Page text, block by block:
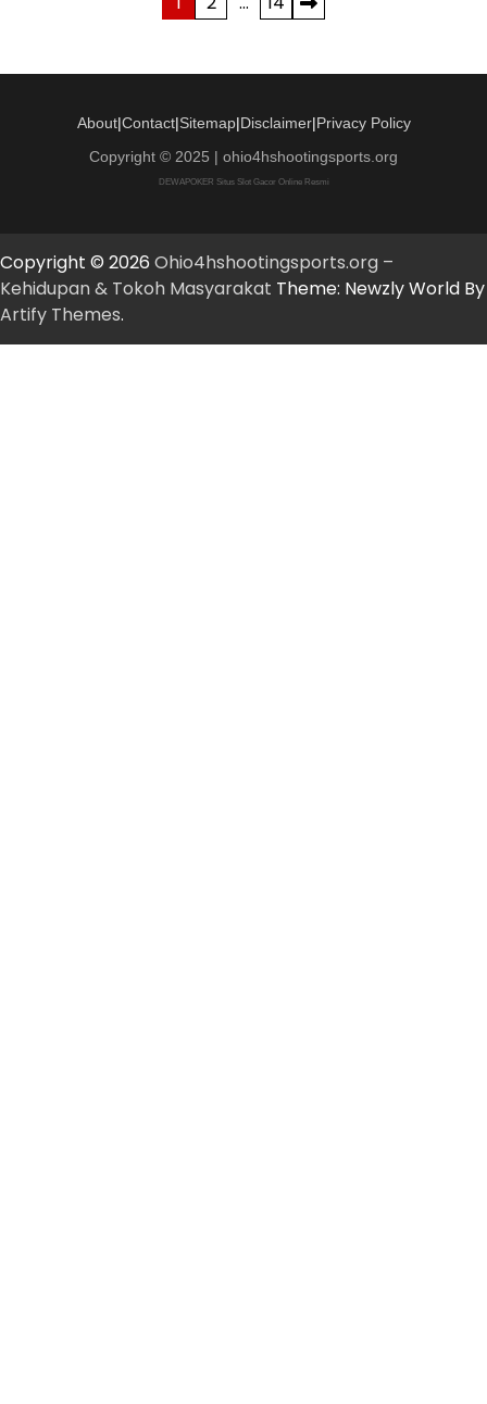
About|Contact|Sitemap|Disclaimer|Privacy Policy
Copyright © 2025 | ohio4hshootingsports.org
DEWAPOKER Situs Slot Gacor Online Resmi
Copyright © 2026 Ohio4hshootingsports.org –
Kehidupan & Tokoh Masyarakat Theme: Newzly World By
Artify Themes.